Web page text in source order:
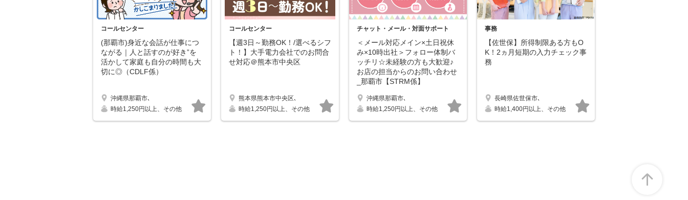
コールセンター
(那覇市)身近な会話が仕事につ
ながる｜人と話すのが好き”を
活かして家庭も自分の時間も大
切に◎（CDLF係）
沖縄県那覇市､
時給1,250円以上、その他
キープする
コールセンター
【週3日～勤務OK！/選べるシフ
ト！】大手電力会社でのお問合
せ対応＠熊本市中央区
熊本県熊本市中央区､
時給1,250円以上、その他
キープする
チャット・メール・対面サポート
＜メール対応メイン×土日祝休
み×10時出社＞フォロー体制バ
ッチリ☆未経験の方も大歓迎♪
お店の担当からのお問い合わせ
_那覇市【STRM係】
沖縄県那覇市､
時給1,250円以上、その他
キープする
事務
【佐世保】所得制限ある方もO
K！2ヵ月短期の入力チェック事
務
長崎県佐世保市､
時給1,400円以上、その他